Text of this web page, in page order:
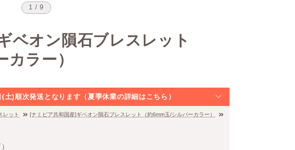
1 / 9
ベオン隕石ブレスレット
カラー）
)順次発送となります（夏季休業の詳細はこちら）
レット [ナミビア共和国産]ギベオン隕石ブレスレット（約6mm玉/シルバーカラー）